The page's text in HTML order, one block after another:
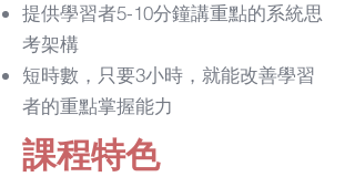
​提供學習者5-10分鐘講重點的系統思
考架構
​短時數，只要3小時，就能改善學習
者的重點掌握能力​
​課程特色